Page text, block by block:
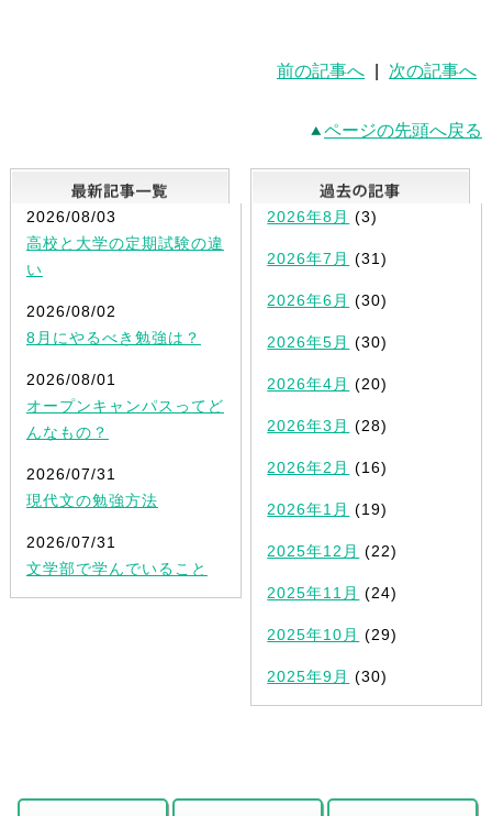
前の記事へ 次の記事へ
ページの先頭へ戻る
最新記事一覧
2026/08/03
高校と大学の定期試験の違
い
2026/08/02
8月にやるべき勉強は？
2026/08/01
オープンキャンパスってど
んなもの？
2026/07/31
現代文の勉強方法
2026/07/31
文学部で学んでいること
2026年8月 (3)
2026年7月 (31)
2026年6月 (30)
2026年5月 (30)
2026年4月 (20)
2026年3月 (28)
2026年2月 (16)
2026年1月 (19)
2025年12月 (22)
2025年11月 (24)
2025年10月 (29)
2025年9月 (30)